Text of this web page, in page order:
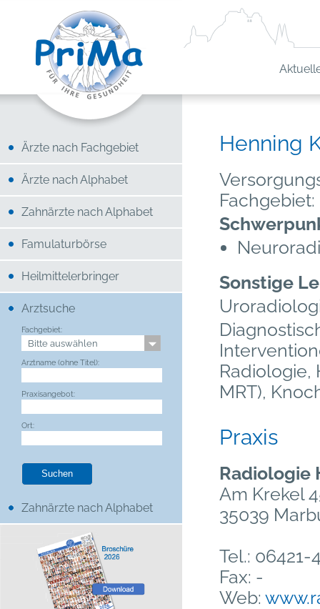
Ärzte nach Fachgebiet
Ärzte nach Alphabet
Zahnärzte nach Alphabet
Famulaturbörse
Heilmittelerbringer
Arztsuche
Fachgebiet:
Arztname (ohne Titel):
Praxisangebot:
Ort:
Zahnärzte nach Alphabet
Henning
Sonstige
Radiologie,
MRT),
Praxis
Radiologie
Am Krekel
35039
Tel.:
Fax: -
Web: